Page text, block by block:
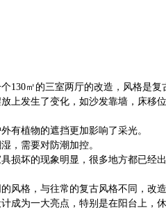
130㎡的三室两厅的改造，风格是
上发生了变化，如沙发靠墙，床移位
有植物的遮挡更加影响了采光。
，需要对防潮加控。
损坏的现象明显，很多地方都已经出
风格，与往常的复古风格不同，改
成为一大亮点，特别是在阳台上，